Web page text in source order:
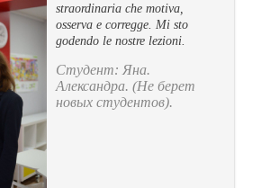
straordinaria che motiva,
osserva e corregge. Mi sto
godendo le nostre lezioni.
Студент: Яна.
Александра. (Не берет
новых студентов).